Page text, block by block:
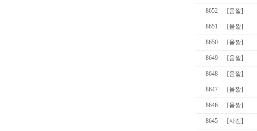
8652 [움짤]
8651 [움짤]
8650 [움짤]
8649 [움짤]
8648 [움짤]
8647 [움짤]
8646 [움짤]
8645 [사진]